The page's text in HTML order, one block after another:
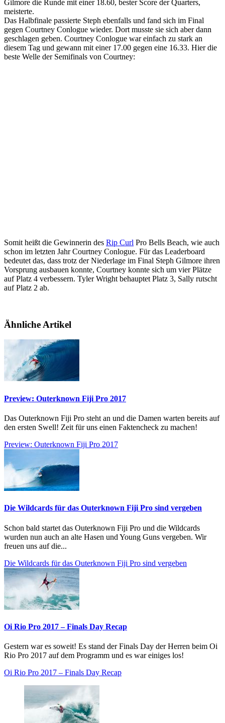
Gilmore die Runde mit einer 18.60, bester Score der Quarters,
meisterte.
Das Halbfinale passierte Steph ebenfalls und fand sich im Final
gegen Courtney Conlogue wieder. Dort musste sie sich aber dann
geschlagen geben. Courtney Conlogue war einfach zu stark an
diesem Tag und gewann mit einer 17.00 gegen eine 16.33. Hier die
beste Welle der Semifinals von Courtney:
Somit heißt die Gewinnerin des Rip Curl Pro Bells Beach, wie auch
schon im letzten Jahr Courtney Conlogue. Für das Leaderboard
bedeutet das, dass trotz der Niederlage im Final Steph Gilmore ihren
Vorsprung ausbauen konnte, Courtney konnte sich um vier Plätze
auf Platz 4 verbessern. Tyler Wright behauptet Platz 3, Sally rutscht
auf Platz 2 ab.
Ähnliche Artikel
Preview: Outerknown Fiji Pro 2017
Das Outerknown Fiji Pro steht an und die Damen warten bereits auf
den ersten Swell! Zeit für uns einen Faktencheck zu machen!
Preview: Outerknown Fiji Pro 2017
Die Wildcards für das Outerknown Fiji Pro sind vergeben
Schon bald startet das Outerknown Fiji Pro und die Wildcards
wurden nun auch an alte Hasen und Young Guns vergeben. Wir
freuen uns auf die...
Die Wildcards für das Outerknown Fiji Pro sind vergeben
Oi Rio Pro 2017 – Finals Day Recap
Gestern war es soweit! Es stand der Finals Day der Herren beim Oi
Rio Pro 2017 auf dem Programm und es war einiges los!
Oi Rio Pro 2017 – Finals Day Recap